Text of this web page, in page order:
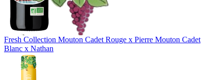
Fresh Collection Mouton Cadet Rouge x Pierre Mouton Cadet
Blanc x Nathan